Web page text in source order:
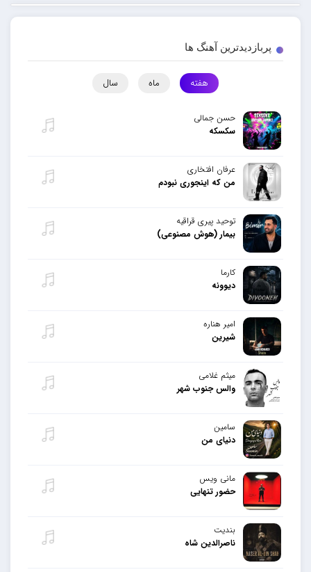
پربازدیدترین آهنگ ها
هفته ماه سال
حسن جمالی
سکسکه
عرفان افتخاری
من که اینجوری نبودم
توحید پیری قراقیه
بیمار (هوش مصنوعی)
کارما
دیوونه
امیر هناره
شیرین
میثم غلامی
والس جنوب شهر
سامین
دنیای من
مانی ویس
حضور تنهایی
بندیت
ناصرالدین شاه